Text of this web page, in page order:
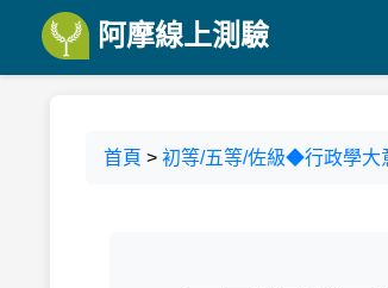
阿摩線上測驗
首頁 > 初等/五等/佐級◆行政學大